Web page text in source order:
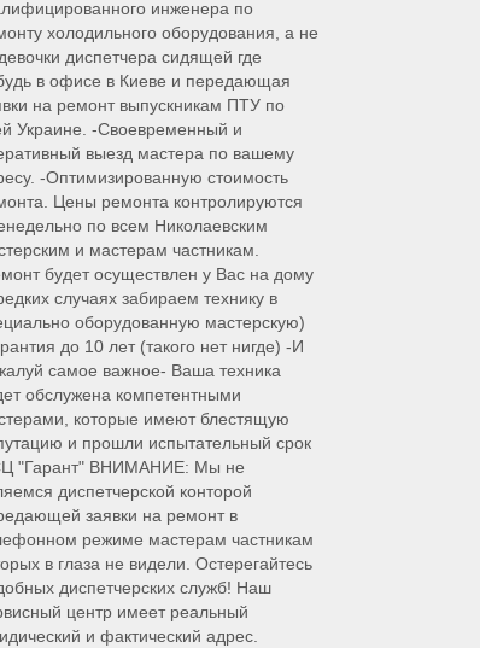
инженера по
холодильного оборудования, а не
диспетчера сидящей где
в офисе в Киеве и передающая
на ремонт выпускникам ПТУ по
Украине. -Своевременный и
выезд мастера по вашему
-Оптимизированную стоимость
Цены ремонта контролируются
по всем Николаевским
и мастерам частникам.
будет осуществлен у Вас на дому
случаях забираем технику в
оборудованную мастерскую)
до 10 лет (такого нет нигде) -И
самое важное- Ваша техника
обслужена компетентными
которые имеют блестящую
и прошли испытательный срок
"Гарант" ВНИМАНИЕ: Мы не
диспетчерской конторой
заявки на ремонт в
режиме мастерам частникам
в глаза не видели. Остерегайтесь
диспетчерских служб! Наш
центр имеет реальный
и фактический адрес.